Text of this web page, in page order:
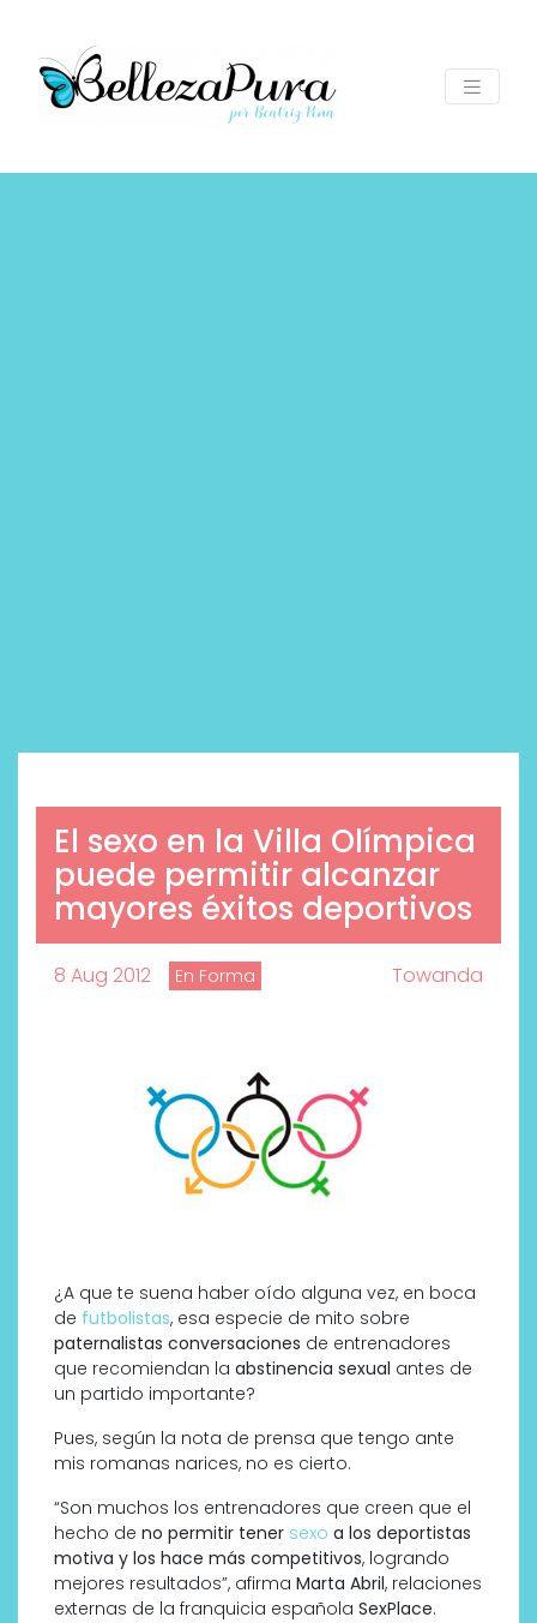
El sexo en la Villa Olímpica
puede permitir alcanzar
mayores éxitos deportivos
8 Aug 2012 En Forma Towanda
¿A que te suena haber oído alguna vez, en boca
de futbolistas, esa especie de mito sobre
paternalistas conversaciones de entrenadores
que recomiendan la abstinencia sexual antes de
un partido importante?
Pues, según la nota de prensa que tengo ante
mis romanas narices, no es cierto.
“Son muchos los entrenadores que creen que el
hecho de no permitir tener sexo a los deportistas
motiva y los hace más competitivos, logrando
mejores resultados”, afirma Marta Abril, relaciones
externas de la franquicia española SexPlace.